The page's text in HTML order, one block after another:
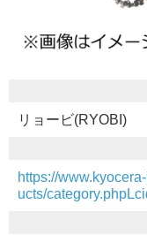
リョービ(RYOBI)
https://
ucts/